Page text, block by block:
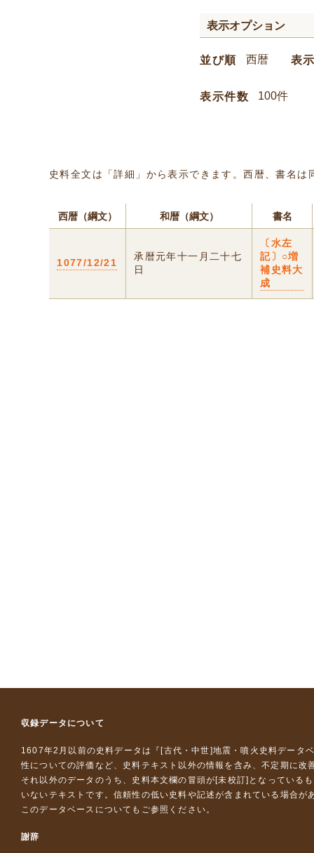
表示オプション
並び順 表
表示件数
史料全文は「詳細」から表示できます。西暦、書名
西暦（綱文） 和暦（綱文） 書名
1077/12/21
承暦元年十一月二十七
日
〔水左
記〕○増
補史料大
成
収録データについて
1607年2月以前の史料データは『 [古代・中世]地震・噴火史料データ
性についての評価など、史料テキスト以外の情報を含み、不定期に改
それ以外のデータのうち、史料本文欄の冒頭が[未校訂]となっている
いないテキストです。信頼性の低い史料や記述が含まれている場合が
このデータベースについて もご参照ください。
謝辞